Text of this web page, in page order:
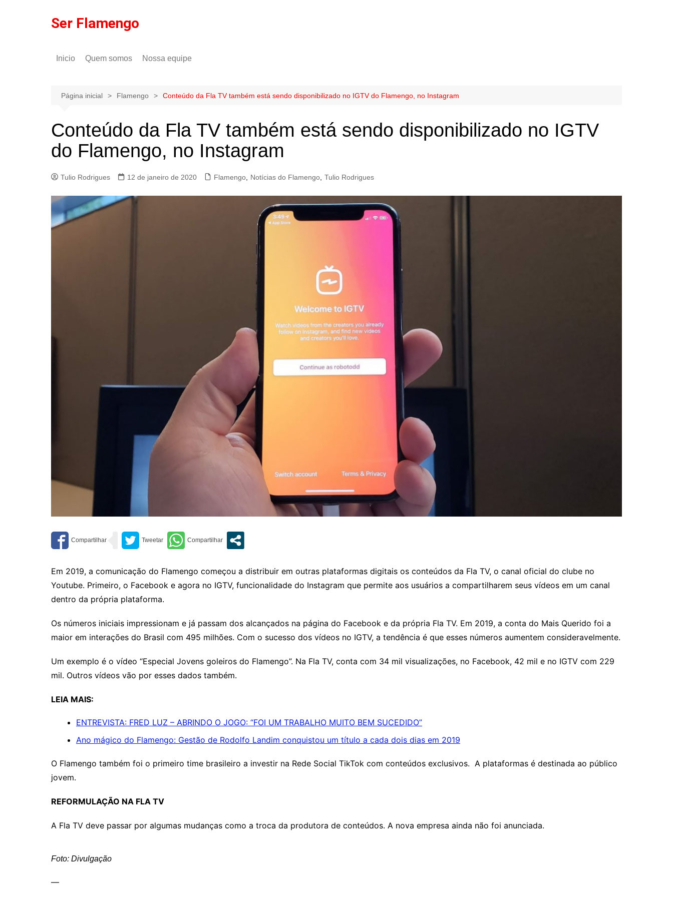
Ser Flamengo
Inicio Quem somos
Política de privacidade
Nossa equipe
Gilson Lima
Página inicial Flamengo Conteúdo da Fla TV também está sendo disponibilizado no IGTV do Flamengo, no Instagram
Conteúdo da Fla TV também está sendo disponibilizado no IGTV
do Flamengo, no Instagram
Tulio Rodrigues 12 de janeiro de 2020 Flamengo Notícias do Flamengo Tulio Rodrigues
Em 2019, a comunicação do Flamengo começou a distribuir em outras plataformas digitais os conteúdos da Fla TV, o canal oficial do clube no
Youtube. Primeiro, o Facebook e agora no IGTV, funcionalidade do Instagram que permite aos usuários a compartilharem seus vídeos em um canal
dentro da própria plataforma.
Os números iniciais impressionam e já passam dos alcançados na página do Facebook e da própria Fla TV. Em 2019, a conta do Mais Querido foi a
maior em interações do Brasil com 495 milhões. Com o sucesso dos vídeos no IGTV, a tendência é que esses números aumentem consideravelmente.
Um exemplo é o vídeo “Especial Jovens goleiros do Flamengo”. Na Fla TV, conta com 34 mil visualizações, no Facebook, 42 mil e no IGTV com 229
mil. Outros vídeos vão por esses dados também.
LEIA MAIS:
ENTREVISTA: FRED LUZ – ABRINDO O JOGO: “FOI UM TRABALHO MUITO BEM SUCEDIDO”
Ano mágico do Flamengo: Gestão de Rodolfo Landim conquistou um título a cada dois dias em 2019
O Flamengo também foi o primeiro time brasileiro a investir na Rede Social TikTok com conteúdos exclusivos. A plataformas é destinada ao público
jovem.
REFORMULAÇÃO NA FLA TV
A Fla TV deve passar por algumas mudanças como a troca da produtora de conteúdos. A nova empresa ainda não foi anunciada.
Foto: Divulgação
—